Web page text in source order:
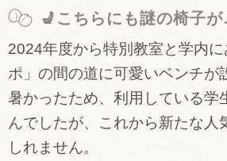
💺こちらにも謎の椅子
2024年度から特別教室と学内
ポ」の間の道に可愛いベンチが
暑かったため、利用している学
んでしたが、これから新たな人
しれません。